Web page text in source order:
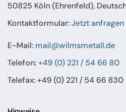
50825 Köln (Ehrenfeld),
Kontaktformular:Jetzt anfragen
E-Mail: mail@wilmsmetall.de
Telefon:+49 (0) 221 / 54 66 80
Telefax: +49 (0) 221 / 54 66 830